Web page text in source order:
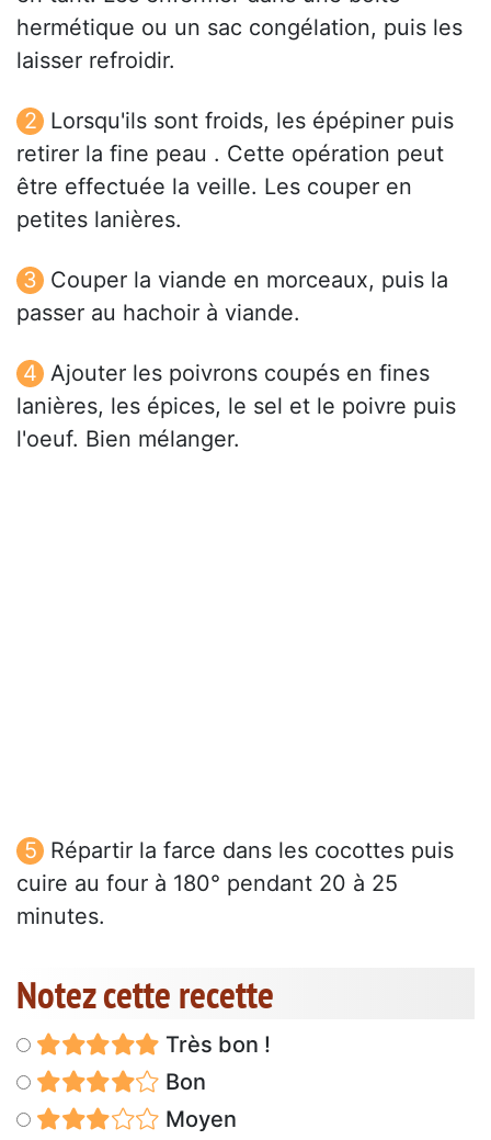
hermétique ou un sac congélation, puis les
laisser refroidir.
Lorsqu'ils sont froids, les épépiner puis
retirer la fine peau . Cette opération peut
être effectuée la veille. Les couper en
petites lanières.
Couper la viande en morceaux, puis la
passer au hachoir à viande.
Ajouter les poivrons coupés en fines
lanières, les épices, le sel et le poivre puis
l'oeuf. Bien mélanger.
Répartir la farce dans les cocottes puis
cuire au four à 180° pendant 20 à 25
minutes.
Notez cette recette
Très bon !
Bon
Moyen